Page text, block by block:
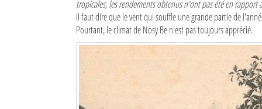
tropicales, les rendements obtenus n'ont pas été en rapport
Il faut dire que le vent qui souffle une grande partie de
Pourtant, le climat de Nosy Be n'est pas toujours apprécié.